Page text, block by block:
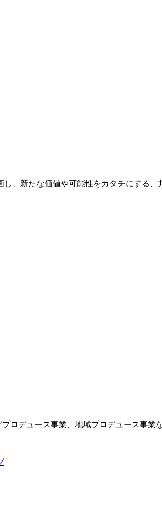
、新たな価値や可能性をカタチにする
ロデュース事業、地域プロデュース事業